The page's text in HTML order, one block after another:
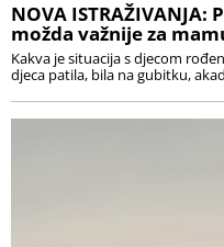
NOVA
možda važnije za
Kakva je situacija s djecom
djeca patila, bila na gubitku,